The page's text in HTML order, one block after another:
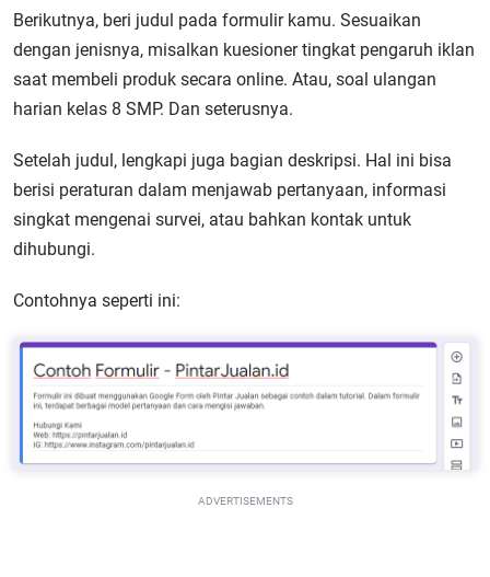
Berikutnya, beri judul pada formulir kamu. Sesuaikan
dengan jenisnya, misalkan kuesioner tingkat pengaruh iklan
saat membeli produk secara online. Atau, soal ulangan
harian kelas 8 SMP. Dan seterusnya.
Setelah judul, lengkapi juga bagian deskripsi. Hal ini bisa
berisi peraturan dalam menjawab pertanyaan, informasi
singkat mengenai survei, atau bahkan kontak untuk
dihubungi.
Contohnya seperti ini:
ADVERTISEMENTS